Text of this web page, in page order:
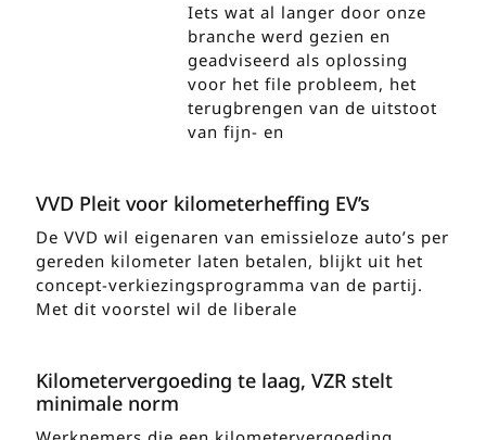
Iets wat al langer door onze
branche werd gezien en
geadviseerd als oplossing
voor het file probleem, het
terugbrengen van de uitstoot
van fijn- en
VVD Pleit voor kilometerheffing EV’s
De VVD wil eigenaren van emissieloze auto’s per
gereden kilometer laten betalen, blijkt uit het
concept-verkiezingsprogramma van de partij.
Met dit voorstel wil de liberale
Kilometervergoeding te laag, VZR stelt
minimale norm